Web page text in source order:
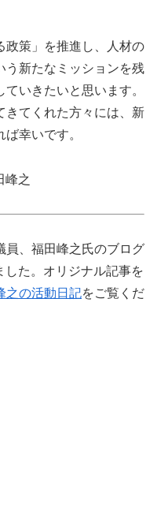
政策」を推進し、人材の
う新たなミッションを残
いきたいと思います。
きてくれた方々には、新
幸いです。
峰之
員、福田峰之氏のブログ
た。オリジナル記事を
之の活動日記をご覧くだ